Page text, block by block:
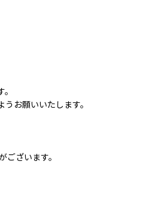
お願いいたします。
ざいます。